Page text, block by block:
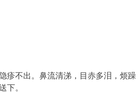
不出。鼻流清涕，目赤多泪，烦躁
下。